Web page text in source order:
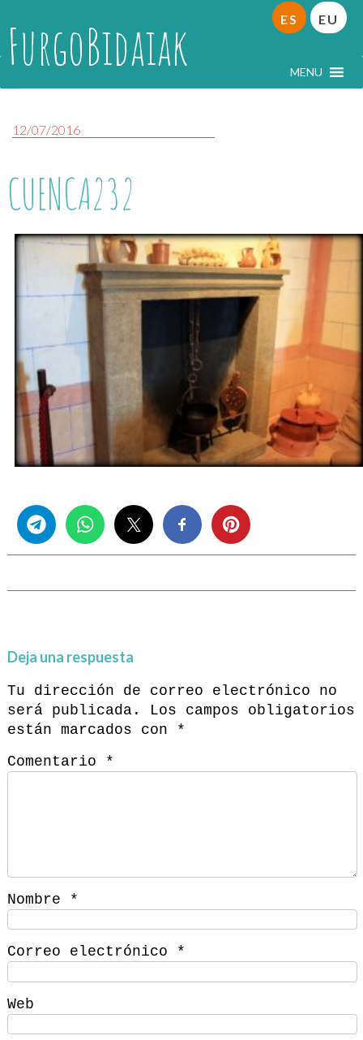
FurgoBidaiak MENU
ES EU
12/07/2016
CUENCA232
Deja una respuesta
Tu dirección de correo electrónico no
será publicada.
Los campos obligatorios
están marcados con
*
Comentario
*
Nombre *
Correo electrónico *
Web